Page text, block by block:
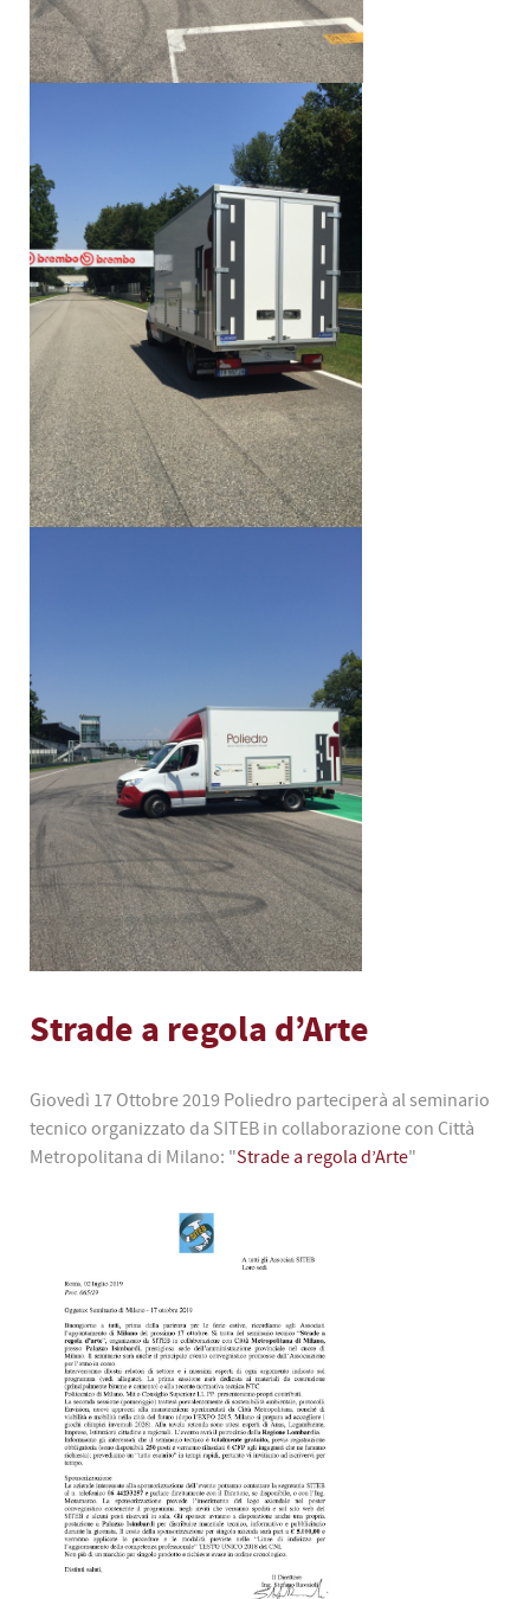
Strade a regola d’Arte
Giovedì 17 Ottobre 2019 Poliedro parteciperà al seminario
tecnico organizzato da SITEB in collaborazione con Città
Metropolitana di Milano: "Strade a regola d’Arte"